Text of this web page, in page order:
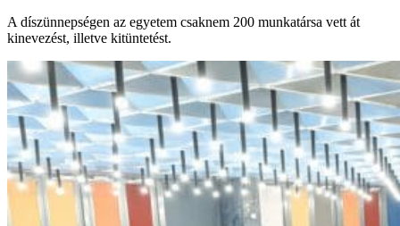
A díszünnepségen az egyetem csaknem 200 munkatársa vett át
kinevezést, illetve kitüntetést.